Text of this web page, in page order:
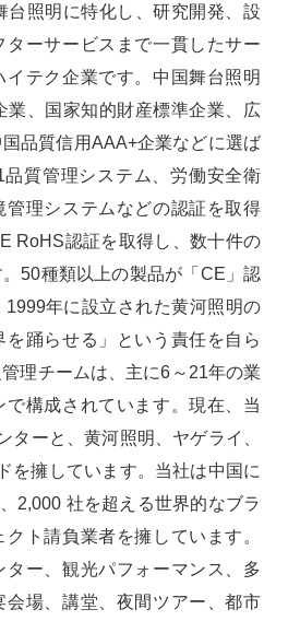
台照明に特化し、研究開発、設
ーサービスまで一貫したサー
イテク企業です。中国舞台照明
業、国家知的財産標準企業、広
品質信用AAA+企業などに選ば
品質管理システム、労働安全衛
管理システムなどの認証を取得
RoHS認証を取得し、数十件の
50種類以上の製品が「CE」認
年に設立された黄河照明の
踊らせる」という責任を自ら
理チームは、主に6～21年の業
構成されています。現在、当
ターと、黄河照明、ヤゲライ、
を擁しています。当社は中国に
2,000 社を超える世界的なブラ
ト請負業者を擁しています。
ター、観光パフォーマンス、多
会場、講堂、夜間ツアー、都市